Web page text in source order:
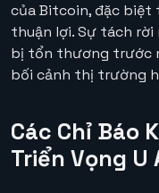
của Bitcoin, đặc
thuận lợi. Sự tách rời
bị tổn thương trước
bối cảnh thị trường
Các Chỉ Báo
Triển Vọng U